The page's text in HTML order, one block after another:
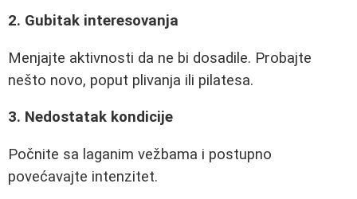
2. Gubitak interesovanja
Menjajte aktivnosti da ne bi dosadile. Probajte
nešto novo, poput plivanja ili pilatesa.
3. Nedostatak kondicije
Počnite sa laganim vežbama i postupno
povećavajte intenzitet.